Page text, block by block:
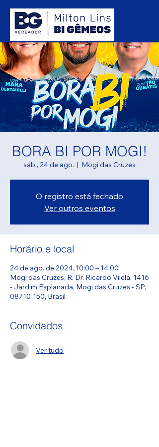
BORA BI POR MOGI!
sáb., 24 de ago.
  |
Mogi das Cruzes
O registro está fechado
Ver outros eventos
Horário e local
24 de ago. de 2024, 10:00 – 14:00
Mogi das Cruzes, R. Dr. Ricardo Vilela, 1416
- Jardim Esplanada, Mogi das Cruzes - SP,
08710-150, Brasil
Convidados
Ver tudo